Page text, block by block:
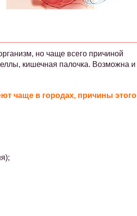
но чаще всего причиной
кишечная палочка. Возможна и
чаще в городах, причины этого